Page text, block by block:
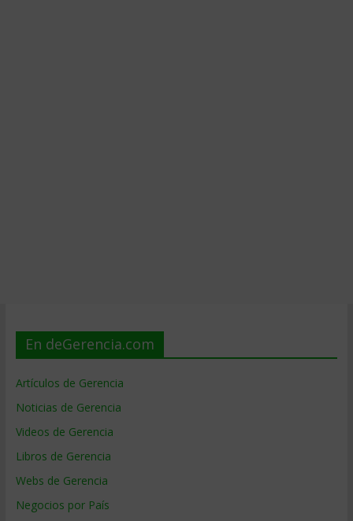
En deGerencia.com
Artículos de Gerencia
Noticias de Gerencia
Videos de Gerencia
Libros de Gerencia
Webs de Gerencia
Negocios por País